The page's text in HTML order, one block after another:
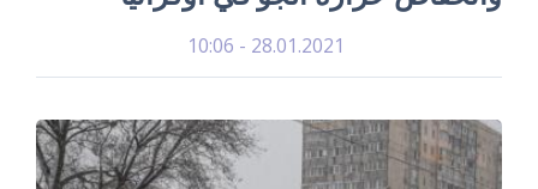
28.01.2021 - 10:06